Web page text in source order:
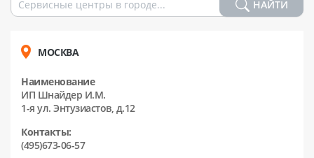
НАЙТИ
МОСКВА
Наименование
ИП Шнайдер И.М.
1-я ул. Энтузиастов, д.12
Контакты:
(495)673-06-57